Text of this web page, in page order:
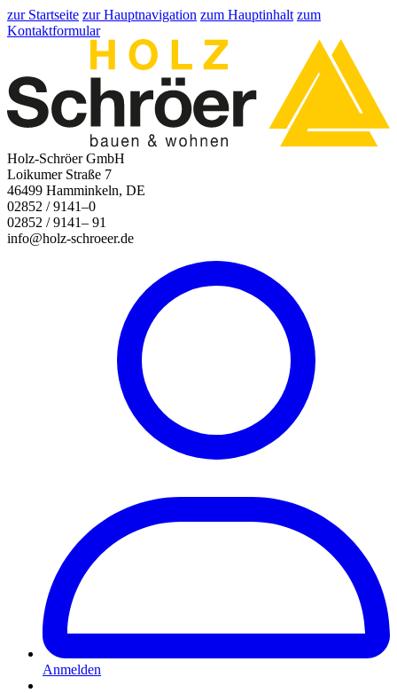
zur Startseite zur Hauptnavigation zum Hauptinhalt zum
Kontaktformular
Holz-Schröer GmbH
Loikumer Straße 7
46499 Hamminkeln, DE
02852 / 9141–0
02852 / 9141– 91
info@holz-schroeer.de
Anmelden